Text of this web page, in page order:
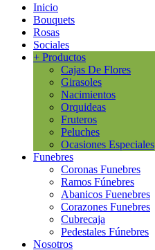
Inicio
Bouquets
Rosas
Sociales
+ Productos
Cajas De Flores
Girasoles
Nacimientos
Orquideas
Fruteros
Peluches
Ocasiones Especiales
Funebres
Coronas Funebres
Ramos Fúnebres
Abanicos Fuenebres
Corazones Funebres
Cubrecaja
Pedestales Fúnebres
Nosotros